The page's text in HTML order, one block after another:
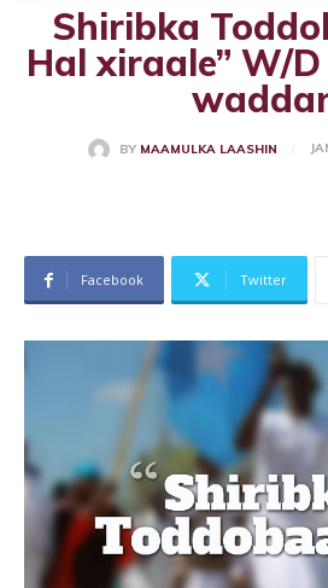
Shiribka
Hal xiraale” W/
BY MAAMULKA LAASHIN
Facebook Twitter